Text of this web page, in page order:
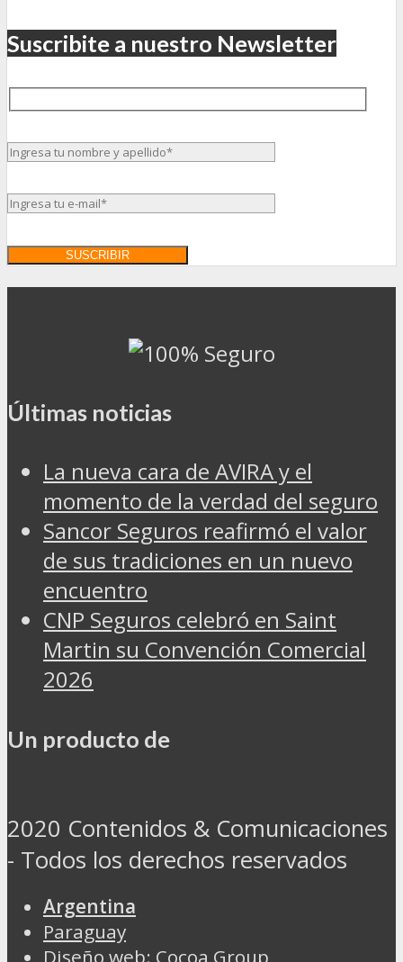
Suscribite a nuestro Newsletter
Últimas noticias
La nueva cara de AVIRA y el
momento de la verdad del seguro
Sancor Seguros reafirmó el valor
de sus tradiciones en un nuevo
encuentro
CNP Seguros celebró en Saint
Martin su Convención Comercial
2026
Un producto de
2020 Contenidos & Comunicaciones
- Todos los derechos reservados
Argentina
Paraguay
Diseño web: Cocoa Group